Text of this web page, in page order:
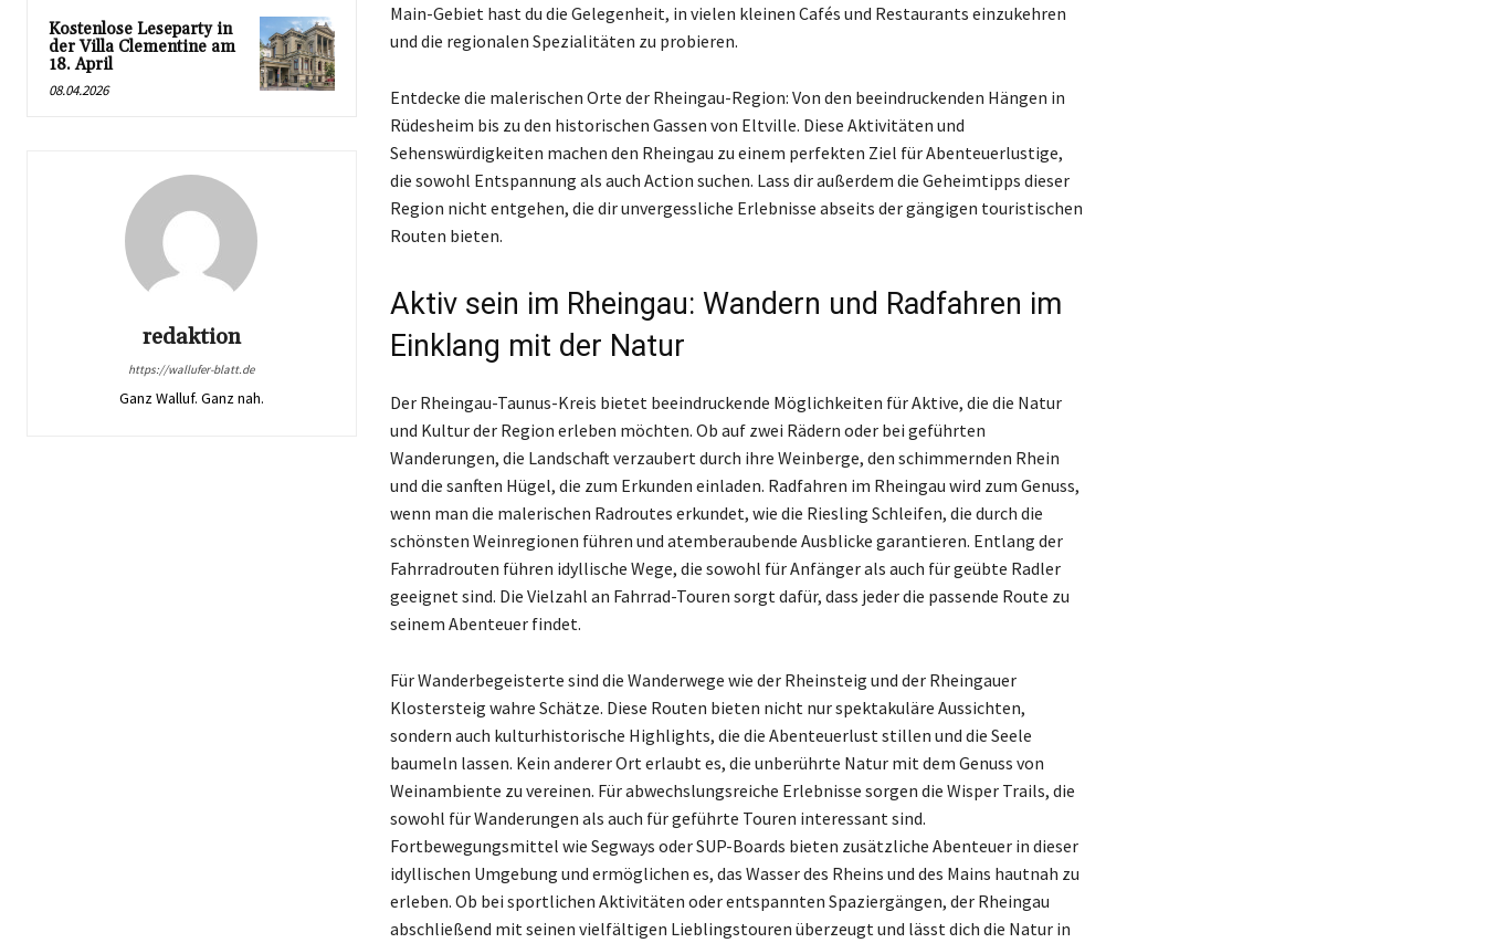
Kostenlose Leseparty in
der Villa Clementine am
18. April
08.04.2026
redaktion
https://wallufer-blatt.de
Ganz Walluf. Ganz nah.
Main-Gebiet hast du die Gelegenheit, in vielen kleinen Cafés und Restaurants einzukehren
und die regionalen Spezialitäten zu probieren.
Entdecke die malerischen Orte der Rheingau-Region: Von den beeindruckenden Hängen in
Rüdesheim bis zu den historischen Gassen von Eltville. Diese Aktivitäten und
Sehenswürdigkeiten machen den Rheingau zu einem perfekten Ziel für Abenteuerlustige,
die sowohl Entspannung als auch Action suchen. Lass dir außerdem die Geheimtipps dieser
Region nicht entgehen, die dir unvergessliche Erlebnisse abseits der gängigen touristischen
Routen bieten.
Aktiv sein im Rheingau: Wandern und Radfahren im
Einklang mit der Natur
Der Rheingau-Taunus-Kreis bietet beeindruckende Möglichkeiten für Aktive, die die Natur
und Kultur der Region erleben möchten. Ob auf zwei Rädern oder bei geführten
Wanderungen, die Landschaft verzaubert durch ihre Weinberge, den schimmernden Rhein
und die sanften Hügel, die zum Erkunden einladen. Radfahren im Rheingau wird zum Genuss,
wenn man die malerischen Radroutes erkundet, wie die Riesling Schleifen, die durch die
schönsten Weinregionen führen und atemberaubende Ausblicke garantieren. Entlang der
Fahrradrouten führen idyllische Wege, die sowohl für Anfänger als auch für geübte Radler
geeignet sind. Die Vielzahl an Fahrrad-Touren sorgt dafür, dass jeder die passende Route zu
seinem Abenteuer findet.
Für Wanderbegeisterte sind die Wanderwege wie der Rheinsteig und der Rheingauer
Klostersteig wahre Schätze. Diese Routen bieten nicht nur spektakuläre Aussichten,
sondern auch kulturhistorische Highlights, die die Abenteuerlust stillen und die Seele
baumeln lassen. Kein anderer Ort erlaubt es, die unberührte Natur mit dem Genuss von
Weinambiente zu vereinen. Für abwechslungsreiche Erlebnisse sorgen die Wisper Trails, die
sowohl für Wanderungen als auch für geführte Touren interessant sind.
Fortbewegungsmittel wie Segways oder SUP-Boards bieten zusätzliche Abenteuer in dieser
idyllischen Umgebung und ermöglichen es, das Wasser des Rheins und des Mains hautnah zu
erleben. Ob bei sportlichen Aktivitäten oder entspannten Spaziergängen, der Rheingau
abschließend mit seinen vielfältigen Lieblingstouren überzeugt und lässt dich die Natur in